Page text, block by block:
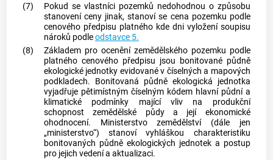
(7)
Pokud se vlastníci pozemků nedohodnou o způsobu
stanovení ceny jinak, stanoví se cena pozemku podle
cenového předpisu platného kde dni vyložení soupisu
nároků podleodstavce 5.
(8)
Základem pro ocenění zemědělského pozemku podle
platného cenového předpisu jsou bonitované půdně
ekologické jednotky evidované v číselných a mapových
podkladech. Bonitovaná půdně ekologická jednotka
vyjadřuje pětimístným číselným kódem hlavní půdní a
klimatické podmínky mající vliv na produkční
schopnost zemědělské půdy a její ekonomické
ohodnocení. Ministerstvo zemědělství (dále jen
„ministerstvo“) stanoví vyhláškou charakteristiku
bonitovaných půdně ekologických jednotek a postup
pro jejich vedení a aktualizaci.